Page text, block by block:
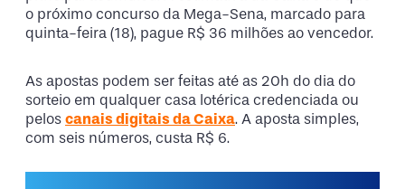
o próximo concurso da Mega-Sena, marcado para
quinta-feira (18), pague R$ 36 milhões ao vencedor.
As apostas podem ser feitas até as 20h do dia do
sorteio em qualquer casa lotérica credenciada ou
pelos canais digitais da Caixa. A aposta simples,
com seis números, custa R$ 6.